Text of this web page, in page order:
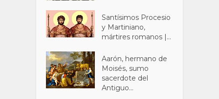
Santísimos Procesio
y Martiniano,
mártires romanos |...
Aarón, hermano de
Moisés, sumo
sacerdote del
Antiguo...